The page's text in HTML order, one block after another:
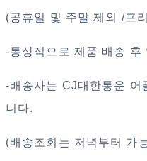
(공휴일 및 주말 제외 /프
-통상적으로 제품 배송 후
-배송사는 CJ대한통운 어
니다.
(배송조회는 저녁부터 가